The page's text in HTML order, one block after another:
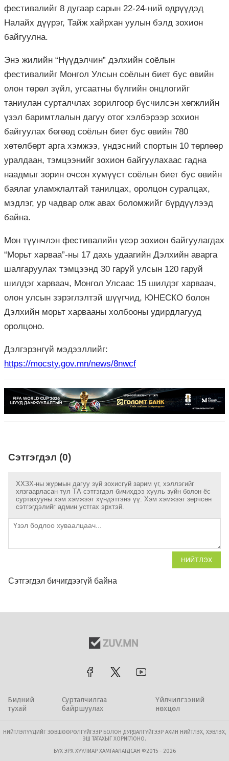
фестивалийг 8 дугаар сарын 22-24-ний өдрүүдэд
Налайх дүүрэг, Тайж хайрхан уулын бэлд зохион
байгуулна.
Энэ жилийн “Нүүдэлчин” дэлхийн соёлын
фестивалийг Монгол Улсын соёлын биет бус өвийн
олон төрөл зүйл, угсаатны бүлгийн онцлогийг
таниулан сурталчлах зорилгоор бүсчилсэн хөгжлийн
үзэл баримтлалын дагуу отог хэлбэрээр зохион
байгуулах бөгөөд соёлын биет бус өвийн 780
хөтөлбөрт арга хэмжээ, үндэсний спортын 10 төрлөөр
уралдаан, тэмцээнийг зохион байгуулахаас гадна
наадмыг зорин очсон хүмүүст соёлын биет бус өвийн
баялаг уламжлалтай танилцах, оролцон суралцах,
мэдлэг, ур чадвар олж авах боломжийг бүрдүүлээд
байна.
Мөн түүнчлэн фестивалийн үеэр зохион байгуулагдах
“Морьт харваа”-ны 17 дахь удаагийн Дэлхийн аварга
шалгаруулах тэмцээнд 30 гаруй улсын 120 гаруй
шилдэг харваач, Монгол Улсаас 15 шилдэг харваач,
олон улсын зэрэглэлтэй шүүгчид, ЮНЕСКО болон
Дэлхийн морьт харвааны холбооны удирдлагууд
оролцоно.
Дэлгэрэнгүй мэдээллийг:
https://mocsty.gov.mn/news/8nwcf
Сэтгэгдэл (0)
ХХЗХ-ны журмын дагуу зүй зохисгүй зарим үг, хэллэгийг
хязгаарласан тул ТА сэтгэгдэл бичихдээ хууль зүйн болон ёс
суртахууны хэм хэмжээг хүндэтгэнэ үү. Хэм хэмжээг зөрчсөн
сэтгэгдэлийг админ устгах эрхтэй.
НИЙТЛЭХ
Сэтгэгдэл бичигдээгүй байна
Бидний
тухай
Сурталчилгаа
байршуулах
Үйлчилгээний
нөхцөл
НИЙТЛЭЛҮҮДИЙГ ЗӨВШӨӨРӨЛГҮЙГЭЭР БОЛОН ДУРДАЛГҮЙГЭЭР АХИН НИЙТЛЭХ, ХЭВЛЭХ,
ЭШ ТАТАХЫГ ХОРИГЛОНО.
БҮХ ЭРХ ХУУЛИАР ХАМГААЛАГДСАН ©2015 - 2026